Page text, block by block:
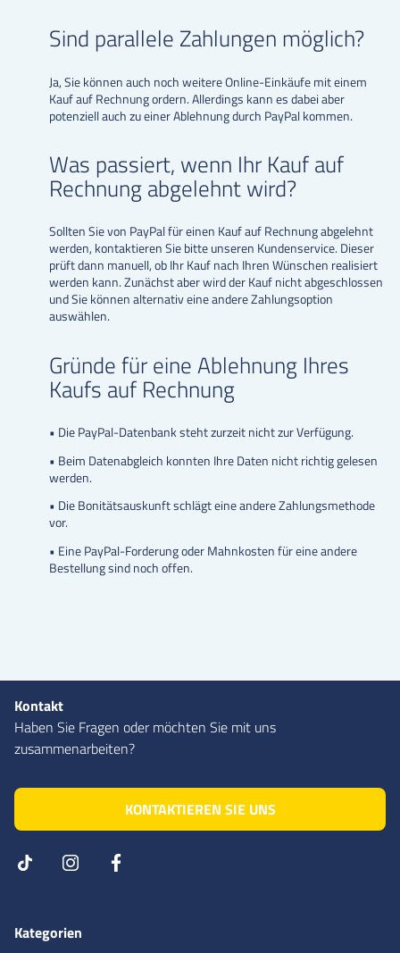
Sind parallele Zahlungen möglich?
Ja, Sie können auch noch weitere Online-Einkäufe mit einem
Kauf auf Rechnung ordern. Allerdings kann es dabei aber
potenziell auch zu einer Ablehnung durch PayPal kommen.
Was passiert, wenn Ihr Kauf auf
Rechnung abgelehnt wird?
Sollten Sie von PayPal für einen Kauf auf Rechnung abgelehnt
werden, kontaktieren Sie bitte unseren Kundenservice. Dieser
prüft dann manuell, ob Ihr Kauf nach Ihren Wünschen realisiert
werden kann. Zunächst aber wird der Kauf nicht abgeschlossen
und Sie können alternativ eine andere Zahlungsoption
auswählen.
Gründe für eine Ablehnung Ihres
Kaufs auf Rechnung
• Die PayPal-Datenbank steht zurzeit nicht zur Verfügung.
• Beim Datenabgleich konnten Ihre Daten nicht richtig gelesen
werden.
• Die Bonitätsauskunft schlägt eine andere Zahlungsmethode
vor.
• Eine PayPal-Forderung oder Mahnkosten für eine andere
Bestellung sind noch offen.
Kontakt
Haben Sie Fragen oder möchten Sie mit uns
zusammenarbeiten?
KONTAKTIEREN SIE UNS
Kategorien